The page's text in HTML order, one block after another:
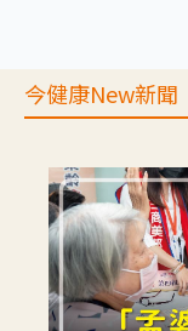
今健康New新聞